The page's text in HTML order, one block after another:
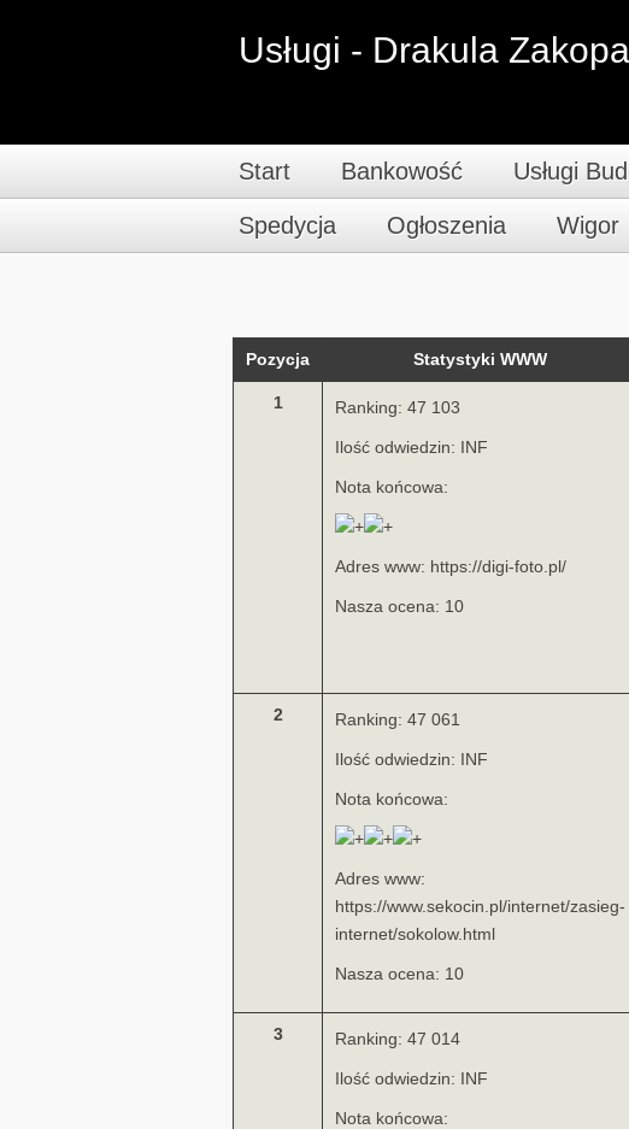
Usługi - Drakula
Start Bankowość Usługi
Spedycja Ogłoszenia Wigor
Pozycja Statystyki WWW
1 Ranking: 47 103
Ilość odwiedzin: INF
Nota końcowa:
Adres www: https://digi-foto.pl/
Nasza ocena: 10
2 Ranking: 47 061
Ilość odwiedzin: INF
Nota końcowa:
Adres www:
https://www.sekocin.pl/internet/zasieg-
internet/sokolow.html
Nasza ocena: 10
3 Ranking: 47 014
Ilość odwiedzin: INF
Nota końcowa: